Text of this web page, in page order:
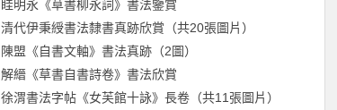
眭明永《草書柳永詞》書法鑒賞
清代伊秉綬書法隸書真跡欣賞（共20張圖片）
陳盟《自書文軸》書法真跡（2圖）
解縉《草書自書詩卷》書法欣賞
徐渭書法字帖《女芙館十詠》長卷（共11張圖片）